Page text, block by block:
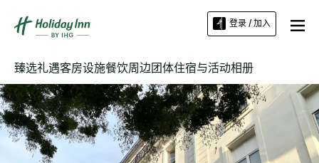
登录 / 加入
臻选礼遇客房设施餐饮周边团体住宿与活动相册